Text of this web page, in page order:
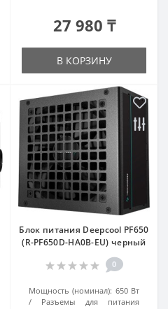
27 980 ₸
В КОРЗИНУ
Блок питания Deepcool PF650
(R-PF650D-HA0B-EU) черный
0
Мощность (номинал): 650 Вт
Разъемы для питания